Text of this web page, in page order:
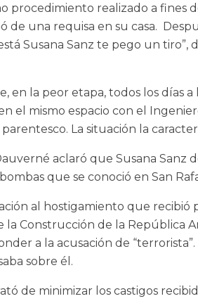
procedimiento realizado a fines
de una requisa en su casa.
Susana Sanz te pego un tiro”,
en la peor etapa, todos los días
el mismo espacio con el
La situación la
aclaró que Susana Sanz
que se conoció en San
al hostigamiento que recibió
la Construcción de la República
a la acusación de
sobre él.
de minimizar los castigos